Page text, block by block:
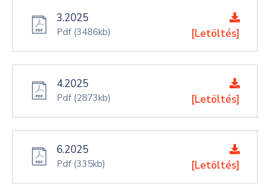
3.2025
Pdf (3486kb) [Letöltés]
4.2025
Pdf (2873kb) [Letöltés]
6.2025
Pdf (335kb) [Letöltés]